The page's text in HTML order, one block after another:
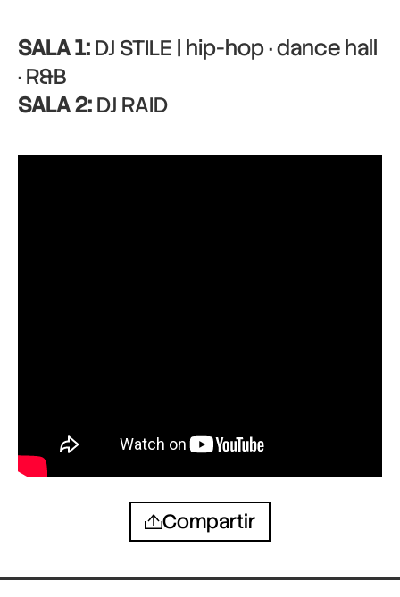
SALA 1:DJ STILE | hip-hop · dance hall
· R&B
SALA 2:DJ RAID
Compartir